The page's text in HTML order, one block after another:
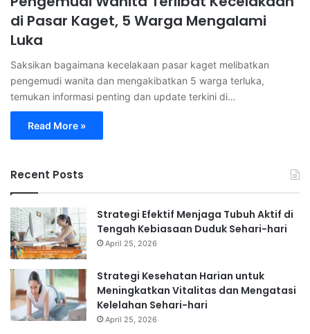
di Pasar Kaget, 5 Warga Mengalami
Luka
Saksikan bagaimana kecelakaan pasar kaget melibatkan
pengemudi wanita dan mengakibatkan 5 warga terluka,
temukan informasi penting dan update terkini di…
Read More »
Recent Posts
Strategi Efektif Menjaga Tubuh Aktif di
Tengah Kebiasaan Duduk Sehari-hari
April 25, 2026
Strategi Kesehatan Harian untuk
Meningkatkan Vitalitas dan Mengatasi
Kelelahan Sehari-hari
April 25, 2026